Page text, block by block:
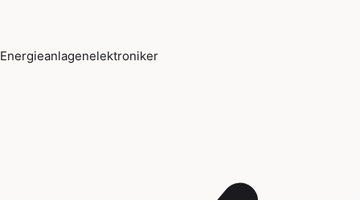
Energieanlagenelektroniker